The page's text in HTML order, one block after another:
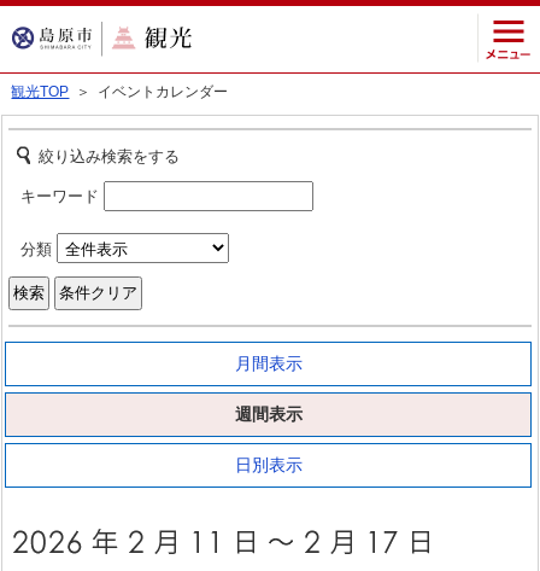
観光TOP ＞ イベントカレンダー
絞り込み検索をする
キーワード
分類
月間表示
週間表示
日別表示